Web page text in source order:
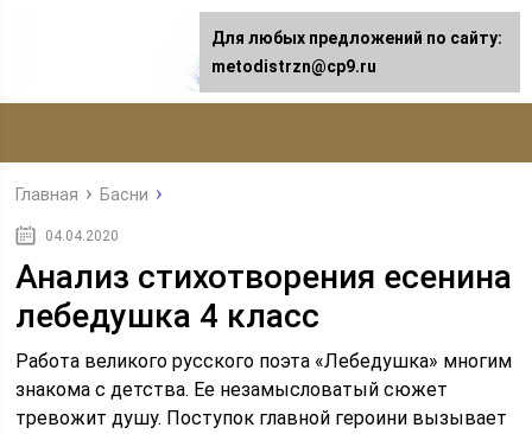
Главная Басни
04.04.2020
Анализ стихотворения есенина
лебедушка 4 класс
Работа великого русского поэта «Лебедушка» многим
знакома с детства. Ее незамысловатый сюжет
тревожит душу. Поступок главной героини вызывает
Для любых предложений по сайту:
metodistrzn@cp9.ru